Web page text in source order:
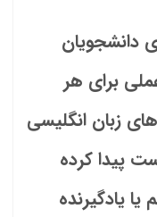
دانشجویان
برای هر
زبان انگلیسی
پیدا کرده
یادگیرنده